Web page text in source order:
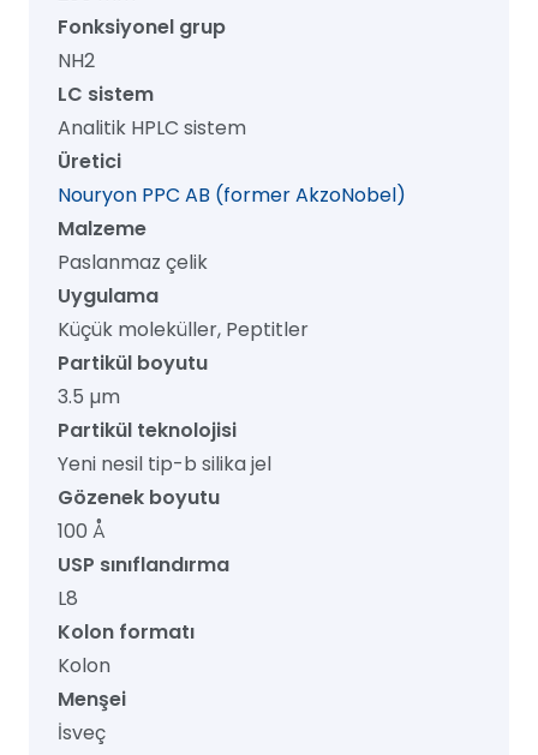
mm
200
mm,
1/pk
adet
Fonksiyonel grup
NH2
LC sistem
Analitik HPLC sistem
Üretici
Nouryon PPC AB (former AkzoNobel)
Malzeme
Paslanmaz çelik
Uygulama
Küçük moleküller, Peptitler
Partikül boyutu
3.5 µm
Partikül teknolojisi
Yeni nesil tip-b silika jel
Gözenek boyutu
100 Å
USP sınıflandırma
L8
Kolon formatı
Kolon
Menşei
İsveç